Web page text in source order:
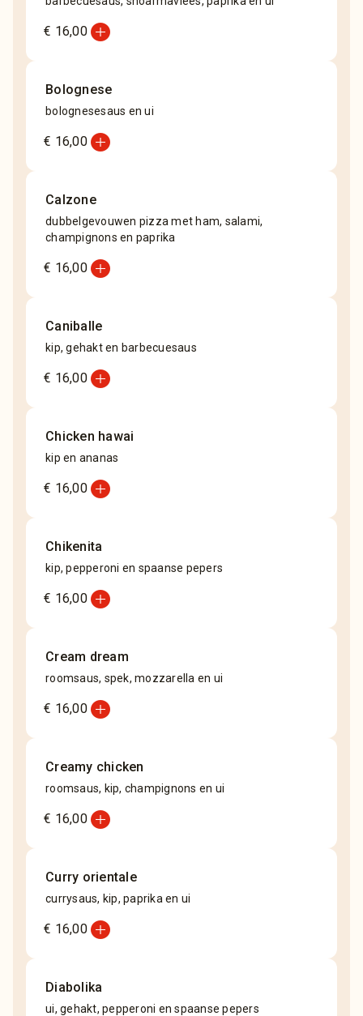
€ 16,00add_circle
Bolognese
bolognesesaus en ui
€ 16,00add_circle
Calzone
dubbelgevouwen pizza met ham, salami,
champignons en paprika
€ 16,00add_circle
Caniballe
kip, gehakt en barbecuesaus
€ 16,00add_circle
Chicken hawai
kip en ananas
€ 16,00add_circle
Chikenita
kip, pepperoni en spaanse pepers
€ 16,00add_circle
Cream dream
roomsaus, spek, mozzarella en ui
€ 16,00add_circle
Creamy chicken
roomsaus, kip, champignons en ui
€ 16,00add_circle
Curry orientale
currysaus, kip, paprika en ui
€ 16,00add_circle
Diabolika
ui, gehakt, pepperoni en spaanse pepers